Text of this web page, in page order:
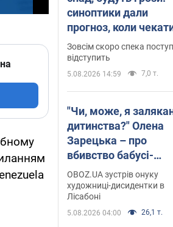
синоптики дали
прогноз, коли
зміни погоди
Зовсім скоро спека
відступить
5.08.2026 14:59 7,0 т.
"Чи, може, я
дитинства?" Олена
Зарецька – про
вбивство бабусі-
дисидентки Алли
Горської, критику
Дмитра Стуса та
в Португалію з 5
OBOZ.UA зустрів онуку
художниці-дисидентки в
Лісабоні
5.08.2026 04:00 26,1 т.